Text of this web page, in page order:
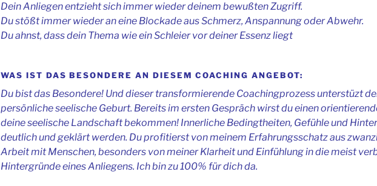
Dein Anliegen entzieht sich immer wieder deinem bewußten Zugriff.
Du stößt immer wieder an eine Blockade aus Schmerz, Anspannung oder Abwehr.
Du ahnst, dass dein Thema wie ein Schleier vor deiner Essenz liegt
WAS IST DAS BESONDERE AN DIESEM COACHING ANGEBOT:
Du bist das Besondere! Und dieser transformierende Coachingprozess unterstüzt
persönliche seelische Geburt. Bereits im ersten Gespräch wirst du einen
deine seelische Landschaft bekommen! Innerliche Bedingtheiten, Gefühle und
deutlich und geklärt werden. Du profitierst von meinem Erfahrungsschatz aus
Arbeit mit Menschen, besonders von meiner Klarheit und Einfühlung in die meist
Hintergründe eines Anliegens. Ich bin zu 100% für dich da.